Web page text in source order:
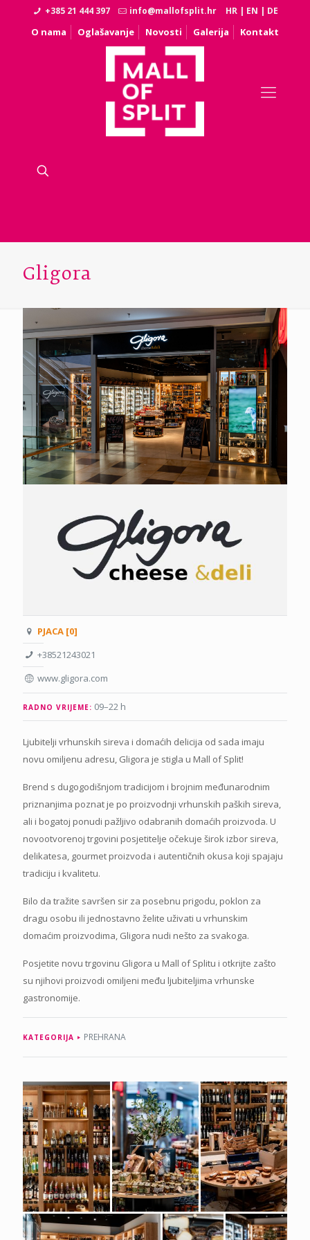
+385 21 444 397 info@mallofsplit.hr HR | EN | DE
O nama Oglašavanje Novosti Galerija Kontakt
Gligora
PJACA [0]
+38521243021
www.gligora.com
RADNO VRIJEME: 09–22 h
Ljubitelji vrhunskih sireva i domaćih delicija od sada imaju
novu omiljenu adresu, Gligora je stigla u Mall of Split!
Brend s dugogodišnjom tradicijom i brojnim međunarodnim
priznanjima poznat je po proizvodnji vrhunskih paških sireva,
ali i bogatoj ponudi pažljivo odabranih domaćih proizvoda. U
novootvorenoj trgovini posjetitelje očekuje širok izbor sireva,
delikatesa, gourmet proizvoda i autentičnih okusa koji spajaju
tradiciju i kvalitetu.
Bilo da tražite savršen sir za posebnu prigodu, poklon za
dragu osobu ili jednostavno želite uživati u vrhunskim
domaćim proizvodima, Gligora nudi nešto za svakoga.
Posjetite novu trgovinu Gligora u Mall of Splitu i otkrijte zašto
su njihovi proizvodi omiljeni među ljubiteljima vrhunske
gastronomije.
KATEGORIJA PREHRANA